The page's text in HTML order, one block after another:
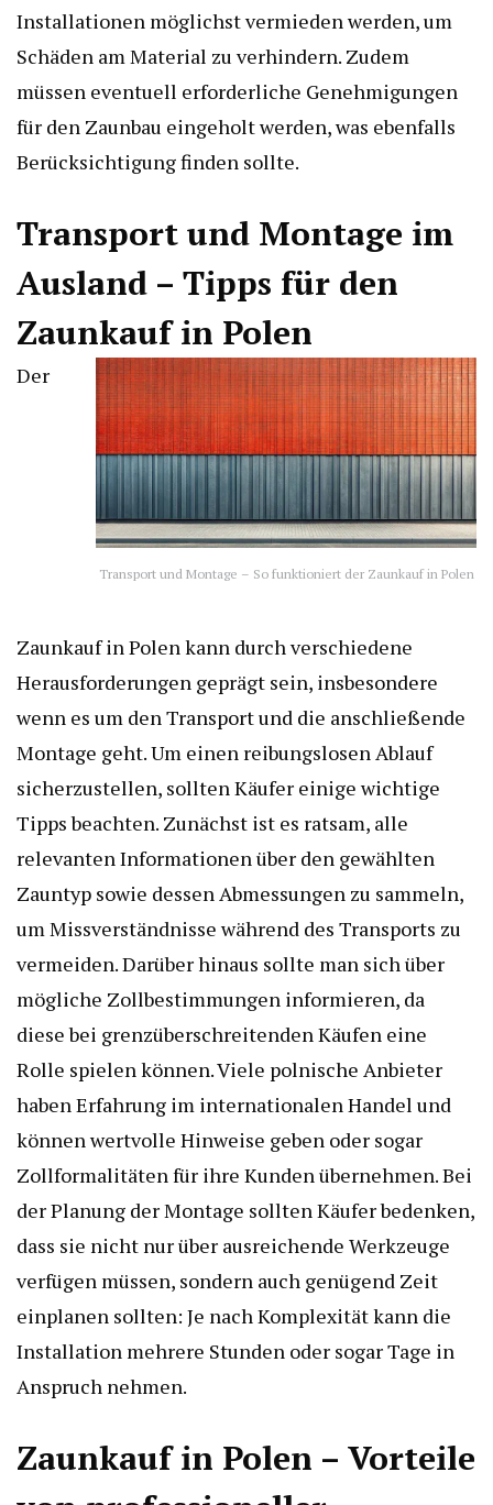
Installationen möglichst vermieden werden, um
Schäden am Material zu verhindern. Zudem
müssen eventuell erforderliche Genehmigungen
für den Zaunbau eingeholt werden, was ebenfalls
Berücksichtigung finden sollte.
Transport und Montage im
Ausland – Tipps für den
Zaunkauf in Polen
Transport und Montage – So funktioniert der Zaunkauf in Polen
Der
Zaunkauf in Polen kann durch verschiedene
Herausforderungen geprägt sein, insbesondere
wenn es um den Transport und die anschließende
Montage geht. Um einen reibungslosen Ablauf
sicherzustellen, sollten Käufer einige wichtige
Tipps beachten. Zunächst ist es ratsam, alle
relevanten Informationen über den gewählten
Zauntyp sowie dessen Abmessungen zu sammeln,
um Missverständnisse während des Transports zu
vermeiden. Darüber hinaus sollte man sich über
mögliche Zollbestimmungen informieren, da
diese bei grenzüberschreitenden Käufen eine
Rolle spielen können. Viele polnische Anbieter
haben Erfahrung im internationalen Handel und
können wertvolle Hinweise geben oder sogar
Zollformalitäten für ihre Kunden übernehmen. Bei
der Planung der Montage sollten Käufer bedenken,
dass sie nicht nur über ausreichende Werkzeuge
verfügen müssen, sondern auch genügend Zeit
einplanen sollten: Je nach Komplexität kann die
Installation mehrere Stunden oder sogar Tage in
Anspruch nehmen.
Zaunkauf in Polen – Vorteile